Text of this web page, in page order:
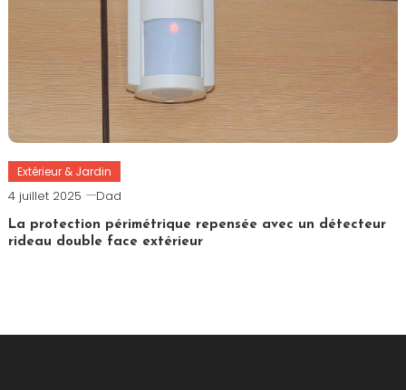
Extérieur & Jardin
4 juillet 2025 Dad
La protection périmétrique repensée avec un détecteur
rideau double face extérieur